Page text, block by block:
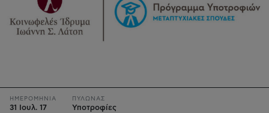
ΗΜΕΡΟΜΗΝΙΑ
31 Ιουλ. 17
ΠΥΛΩΝΑΣ
Υποτροφίες